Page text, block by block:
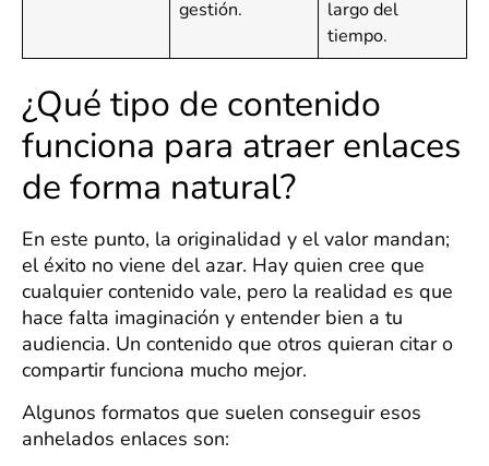
gestión.
largo del
tiempo.
¿Qué tipo de contenido
funciona para atraer enlaces
de forma natural?
En este punto, la originalidad y el valor mandan;
el éxito no viene del azar. Hay quien cree que
cualquier contenido vale, pero la realidad es que
hace falta imaginación y entender bien a tu
audiencia. Un contenido que otros quieran citar o
compartir funciona mucho mejor.
Algunos formatos que suelen conseguir esos
anhelados enlaces son: